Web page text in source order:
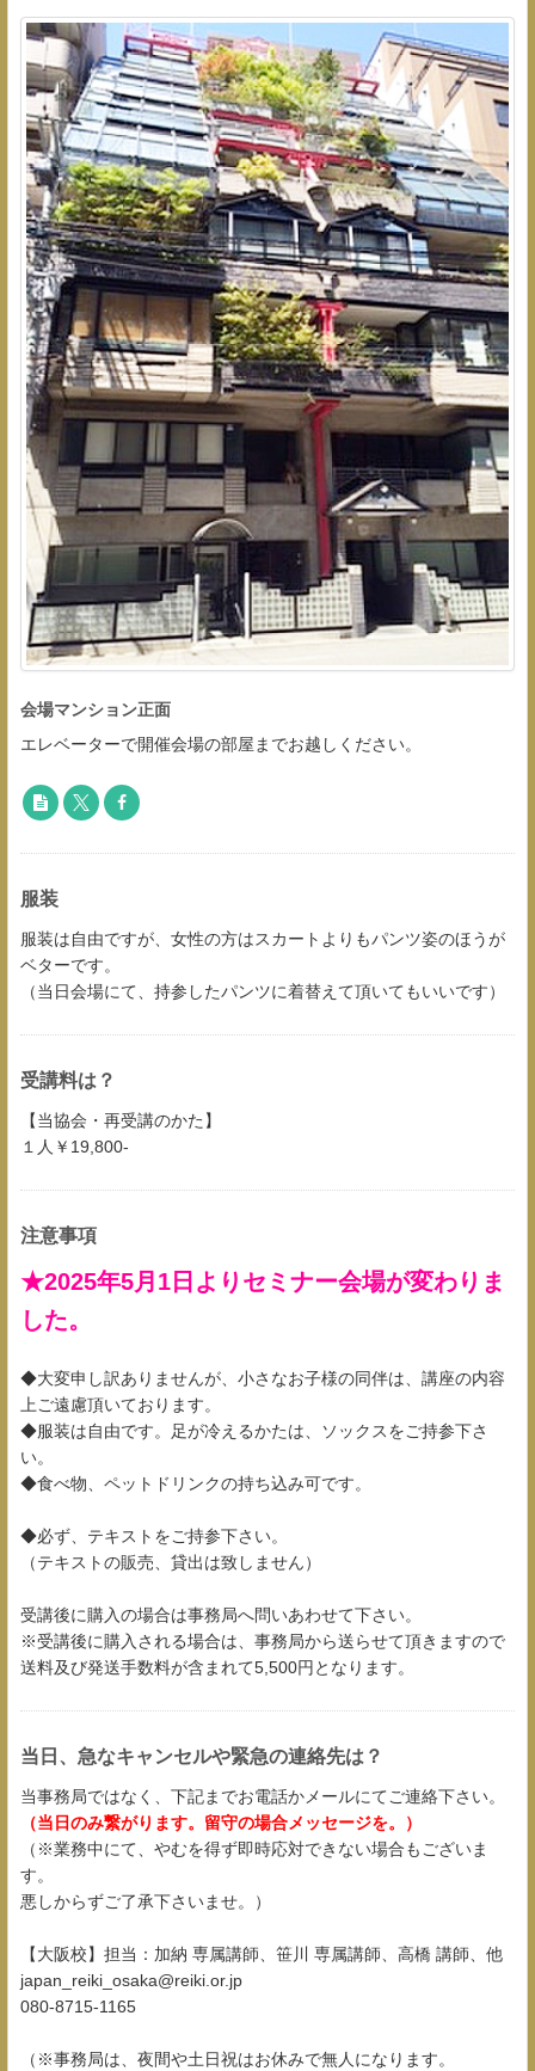
会場マンション正面
エレベーターで開催会場の部屋までお越しください。
服装
服装は自由ですが、女性の方はスカートよりもパンツ姿のほうが
ベターです。
（当日会場にて、持参したパンツに着替えて頂いてもいいです）
受講料は？
【当協会・再受講のかた】
１人￥19,800-
注意事項
★2025年5月1日よりセミナー会場が変わりま
した。
◆大変申し訳ありませんが、小さなお子様の同伴は、講座の内容
上ご遠慮頂いております。
◆服装は自由です。足が冷えるかたは、ソックスをご持参下さ
い。
◆食べ物、ペットドリンクの持ち込み可です。
◆必ず、テキストをご持参下さい。
（テキストの販売、貸出は致しません）
受講後に購入の場合は事務局へ問いあわせて下さい。
※受講後に購入される場合は、事務局から送らせて頂きますので
送料及び発送手数料が含まれて5,500円となります。
当日、急なキャンセルや緊急の連絡先は？
当事務局ではなく、下記までお電話かメールにてご連絡下さい。
（当日のみ繋がります。留守の場合メッセージを。）
（※業務中にて、やむを得ず即時応対できない場合もございま
す。
悪しからずご了承下さいませ。）
【大阪校】担当：加納 専属講師、笹川 専属講師、高橋 講師、他
japan_reiki_osaka@reiki.or.jp
080-8715-1165
（※事務局は、夜間や土日祝はお休みで無人になります。